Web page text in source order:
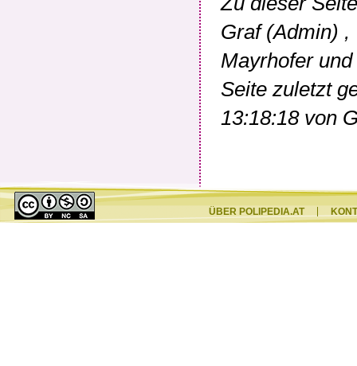
Graf (Admin) ,
Mayrhoferund
Seite zuletzt
13:18:18 von
ÜBER POLIPEDIA.AT